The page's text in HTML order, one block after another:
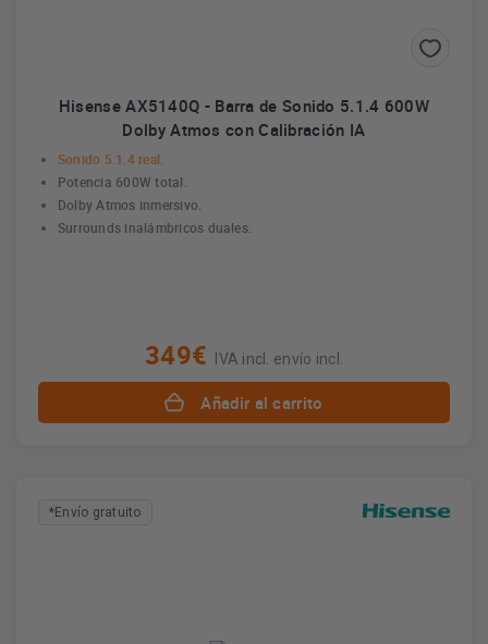
Hisense AX5140Q - Barra de Sonido 5.1.4 600W
Dolby Atmos con Calibración IA
Sonido 5.1.4 real.
Potencia 600W total.
Dolby Atmos inmersivo.
Surrounds inalámbricos duales.
349€ IVA incl. envío incl.
Añadir al carrito
*Envío gratuito